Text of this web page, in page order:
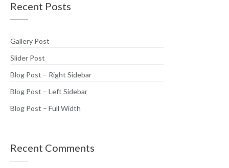
Recent Posts
Gallery Post
Slider Post
Blog Post – Right Sidebar
Blog Post – Left Sidebar
Blog Post – Full Width
Recent Comments